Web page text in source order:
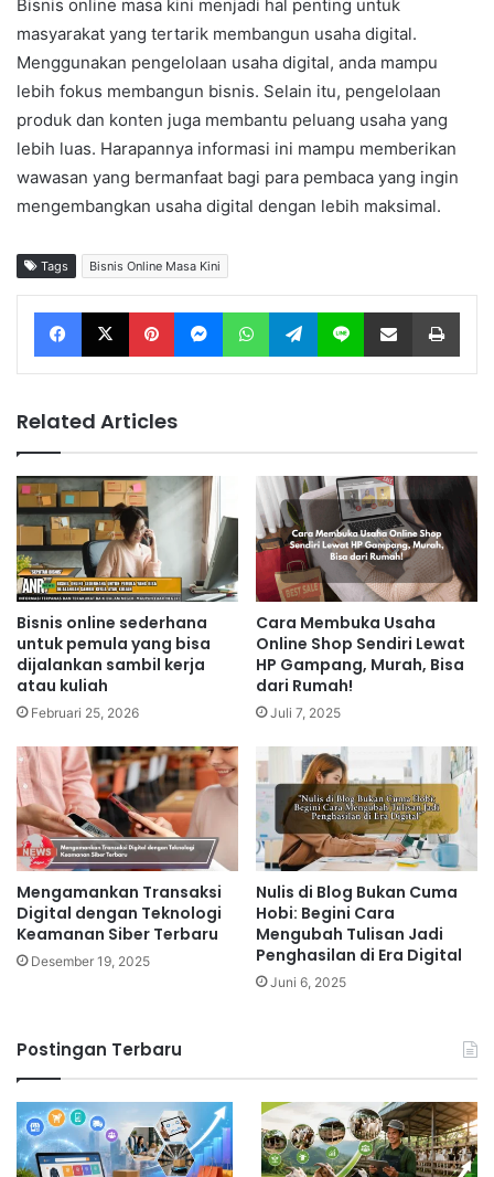
Bisnis online masa kini menjadi hal penting untuk
masyarakat yang tertarik membangun usaha digital.
Menggunakan pengelolaan usaha digital, anda mampu
lebih fokus membangun bisnis. Selain itu, pengelolaan
produk dan konten juga membantu peluang usaha yang
lebih luas. Harapannya informasi ini mampu memberikan
wawasan yang bermanfaat bagi para pembaca yang ingin
mengembangkan usaha digital dengan lebih maksimal.
Tags Bisnis Online Masa Kini
Facebook X Pinterest Messenger WhatsApp Telegram Line Share via Email
Related Articles
Bisnis online sederhana
untuk pemula yang bisa
dijalankan sambil kerja
atau kuliah
Februari 25, 2026
Cara Membuka Usaha
Online Shop Sendiri Lewat
HP Gampang, Murah, Bisa
dari Rumah!
Juli 7, 2025
Mengamankan Transaksi
Digital dengan Teknologi
Keamanan Siber Terbaru
Desember 19, 2025
Nulis di Blog Bukan Cuma
Hobi: Begini Cara
Mengubah Tulisan Jadi
Penghasilan di Era Digital
Juni 6, 2025
Postingan Terbaru